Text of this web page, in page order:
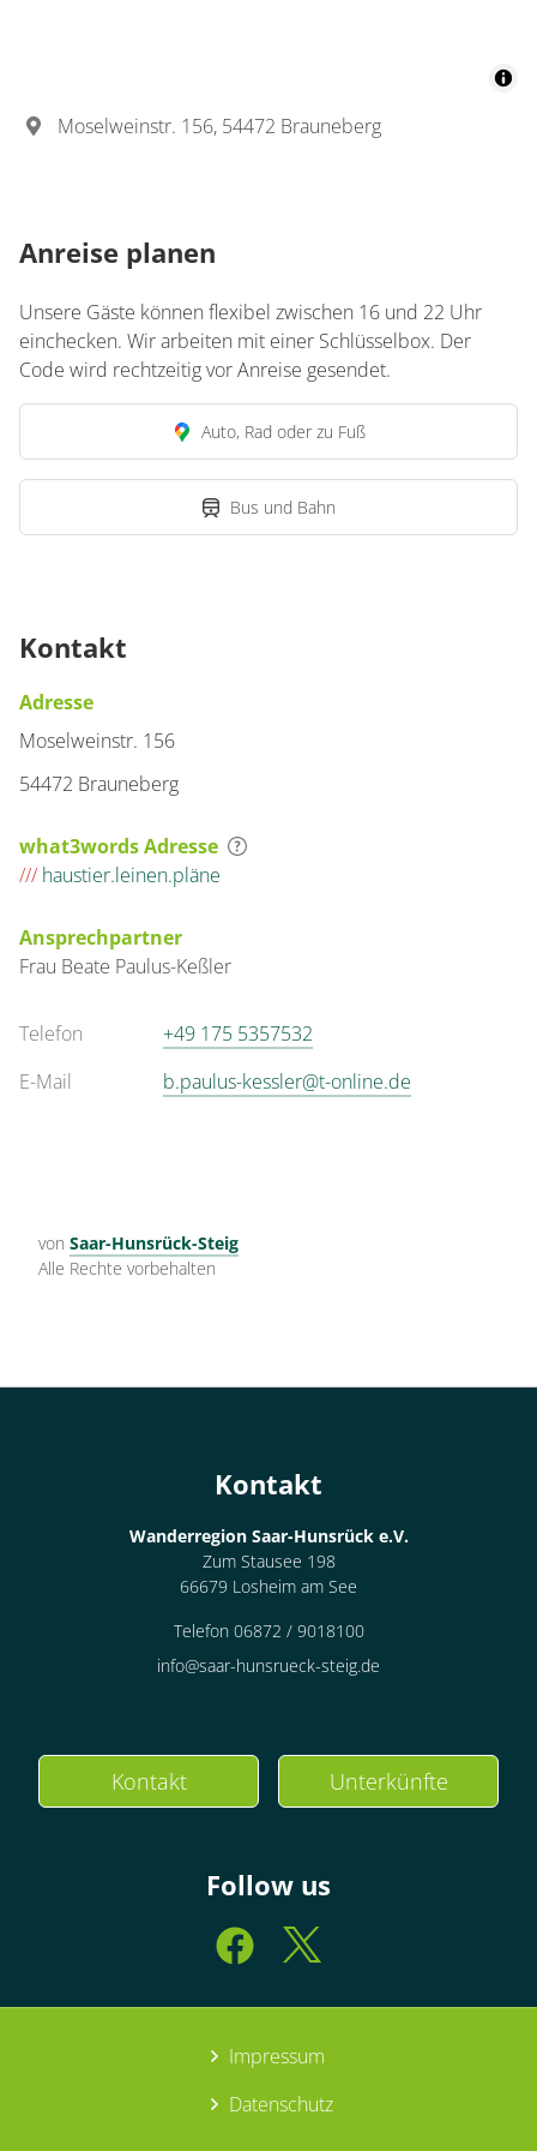
Moselweinstr. 156, 54472 Brauneberg
Anreise planen
Unsere Gäste können flexibel zwischen 16 und 22 Uhr
einchecken. Wir arbeiten mit einer Schlüsselbox. Der
Code wird rechtzeitig vor Anreise gesendet.
Auto, Rad oder zu Fuß
Bus und Bahn
Kontakt
Adresse
Moselweinstr. 156
54472 Brauneberg
what3words Adresse
/// haustier.leinen.pläne
Ansprechpartner
Frau Beate Paulus-Keßler
Telefon
+49 175 5357532
E-Mail
b.paulus-kessler@t-online.de
von Saar-Hunsrück-Steig
Alle Rechte vorbehalten
Kontakt
Wanderregion Saar-Hunsrück e.V.
Zum Stausee 198
66679 Losheim am See
Telefon 06872 / 9018100
info@saar-hunsrueck-steig.de
Kontakt Unterkünfte
Follow us
Impressum
Datenschutz